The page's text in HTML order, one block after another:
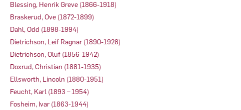
Blessing, Henrik Greve (1866-1918)
Braskerud, Ove (1872-1899)
Dahl, Odd (1898-1994)
Dietrichson, Leif Ragnar (1890-1928)
Dietrichson, Oluf (1856-1942)
Doxrud, Christian (1881-1935)
Ellsworth, Lincoln (1880-1951)
Feucht, Karl (1893 – 1954)
Fosheim, Ivar (1863-1944)